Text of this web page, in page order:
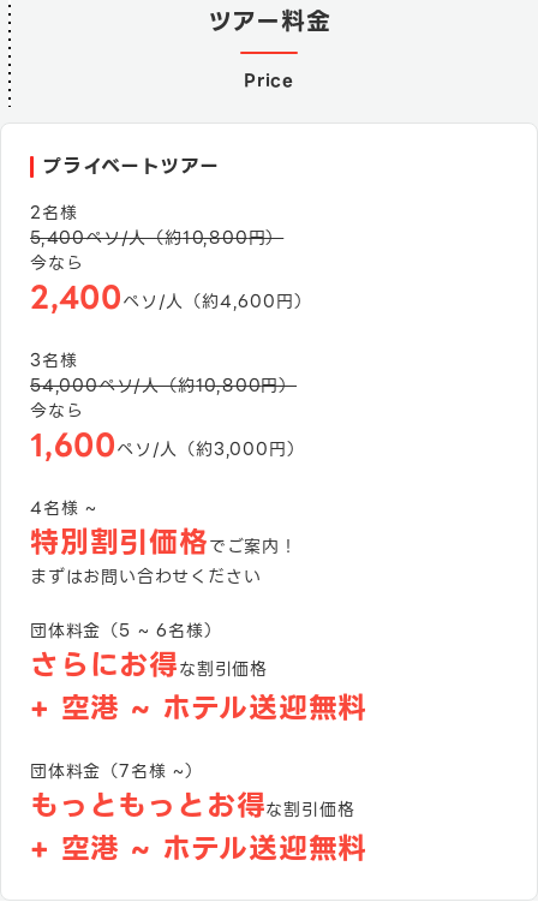
ツアー料金
Price
プライベートツアー
2名様
5,400ペソ/人（約10,800円）
今なら
2,400ペソ/人（約4,600円）
3名様
54,000ペソ/人（約10,800円）
今なら
1,600ペソ/人（約3,000円）
4名様 ~
特別割引価格でご案内！
まずはお問い合わせください
団体料金（5 ~ 6名様）
さらにお得な割引価格
+ 空港 ~ ホテル送迎無料
団体料金（7名様 ~）
もっともっとお得な割引価格
+ 空港 ~ ホテル送迎無料